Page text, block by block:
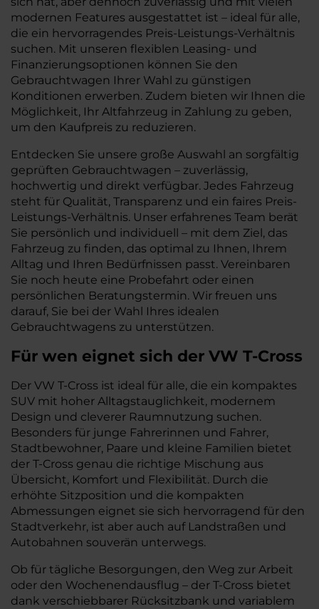
modernen Features ausgestattet ist – ideal für alle,
die ein hervorragendes Preis-Leistungs-Verhältnis
suchen. Mit unseren flexiblen Leasing- und
Finanzierungsoptionen können Sie den
Gebrauchtwagen Ihrer Wahl zu günstigen
Konditionen erwerben. Zudem bieten wir Ihnen die
Möglichkeit, Ihr Altfahrzeug in Zahlung zu geben,
um den Kaufpreis zu reduzieren.
Entdecken Sie unsere große Auswahl an sorgfältig
geprüften Gebrauchtwagen – zuverlässig,
hochwertig und direkt verfügbar. Jedes Fahrzeug
steht für Qualität, Transparenz und ein faires Preis-
Leistungs-Verhältnis. Unser erfahrenes Team berät
Sie persönlich und individuell – mit dem Ziel, das
Fahrzeug zu finden, das optimal zu Ihnen, Ihrem
Alltag und Ihren Bedürfnissen passt. Vereinbaren
Sie noch heute eine Probefahrt oder einen
persönlichen Beratungstermin. Wir freuen uns
darauf, Sie bei der Wahl Ihres idealen
Gebrauchtwagens zu unterstützen.
Für wen eignet sich der VW T-Cross
Der VW T-Cross ist ideal für alle, die ein kompaktes
SUV mit hoher Alltagstauglichkeit, modernem
Design und cleverer Raumnutzung suchen.
Besonders für junge Fahrerinnen und Fahrer,
Stadtbewohner, Paare und kleine Familien bietet
der T-Cross genau die richtige Mischung aus
Übersicht, Komfort und Flexibilität. Durch die
erhöhte Sitzposition und die kompakten
Abmessungen eignet sie sich hervorragend für den
Stadtverkehr, ist aber auch auf Landstraßen und
Autobahnen souverän unterwegs.
Ob für tägliche Besorgungen, den Weg zur Arbeit
oder den Wochenendausflug – der T-Cross bietet
dank verschiebbarer Rücksitzbank und variablem